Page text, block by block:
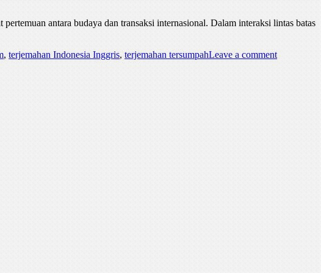
antara budaya dan transaksi internasional. Dalam interaksi lintas batas
,terjemahan Indonesia Inggris,terjemahan tersumpahLeave a comment